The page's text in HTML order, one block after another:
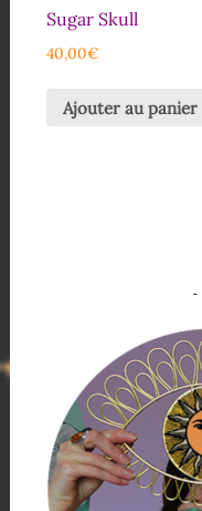
Sugar Skull
40,00€
Ajouter au panier